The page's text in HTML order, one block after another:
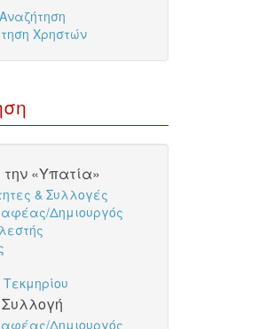
Χρηστών
«Υπατία»
& Συλλογές
Δημιουργός
Δημιουργός